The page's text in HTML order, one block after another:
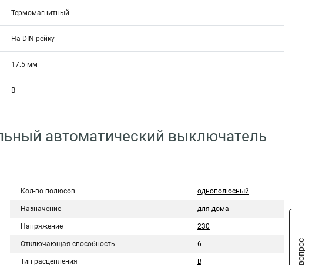
Термомагнитный
На DIN-рейку
17.5 мм
B
автоматический выключатель
Кол-во полюсов однополюсный
Назначение для дома
Напряжение 230
Отключающая способность 6
Тип расцепления B